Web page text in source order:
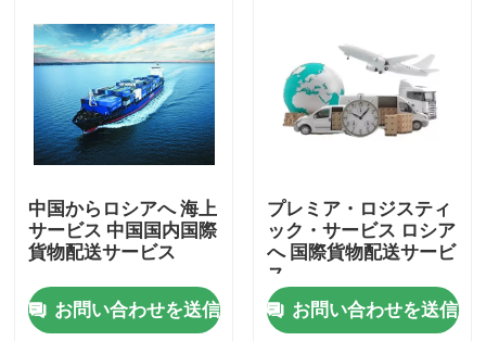
中国からロシアへ 海上
サービス 中国国内国際
貨物配送サービス
お問い合わせを送信
プレミア・ロジスティ
ック・サービス ロシア
へ 国際貨物配送サービ
ス
お問い合わせを送信